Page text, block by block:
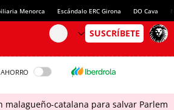
Menorca Escándalo ERC Girona DO Cava
malagueño-catalana para salvar Parlem